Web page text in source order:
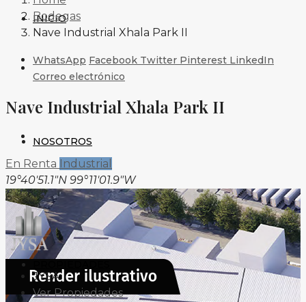
INICIO
NOSOTROS
Bodegas
Nave Industrial Xhala Park II
WhatsApp Facebook Twitter Pinterest LinkedIn
Correo electrónico
Nave Industrial Xhala Park II
En Renta Industrial
19°40'51.1"N 99°11'01.9"W
6
JYSA
Ver Propiedades